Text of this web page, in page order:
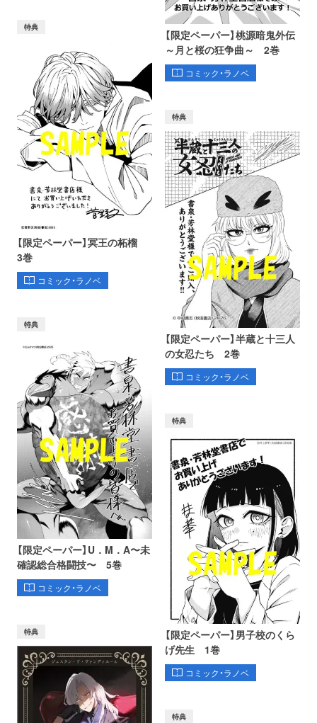
【限定ペーパー】桃源暗鬼外伝
～月と桜の狂争曲～ 2巻
コミック・ラノベ
特典
【限定ペーパー】冥王の柘榴
3巻
コミック・ラノベ
特典
【限定ペーパー】半蔵と十三人
の女忍たち 2巻
コミック・ラノベ
特典
【限定ペーパー】U．M．A〜未
確認総合格闘技〜 5巻
コミック・ラノベ
特典
【限定ペーパー】男子校のくら
げ先生 1巻
コミック・ラノベ
特典
特典